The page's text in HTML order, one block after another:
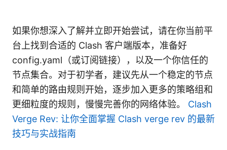
如果你想深入了解并立即开始尝试，请在你当前平
台上找到合适的 Clash 客户端版本，准备好
config.yaml（或订阅链接），以及一个你信任的
节点集合。对于初学者，建议先从一个稳定的节点
和简单的路由规则开始，逐步加入更多的策略组和
更细粒度的规则，慢慢完善你的网络体验。 Clash
Verge Rev: 让你全面掌握 Clash verge rev 的最新
技巧与实战指南